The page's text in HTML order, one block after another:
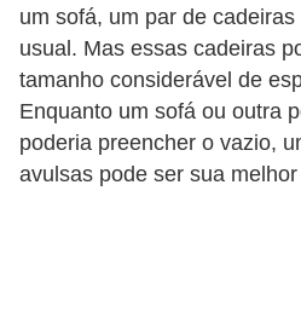
um sofá, um par de
usual. Mas essas cadeiras
tamanho considerável de
Enquanto um sofá ou outra
poderia preencher o vazio,
avulsas pode ser sua